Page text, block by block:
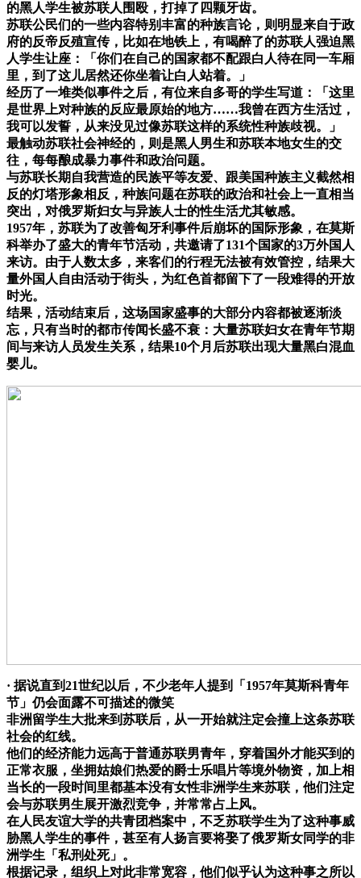
的黑人学生被苏联人围殴，打掉了四颗牙齿。
苏联公民们的一些内容特别丰富的种族言论，则明显来自于政
府的反帝反殖宣传，比如在地铁上，有喝醉了的苏联人强迫黑
人学生让座：「你们在自己的国家都不配跟白人待在同一车厢
里，到了这儿居然还你坐着让白人站着。」
经历了一堆类似事件之后，有位来自多哥的学生写道：「这里
是世界上对种族的反应最原始的地方……我曾在西方生活过，
我可以发誓，从来没见过像苏联这样的系统性种族歧视。」
最触动苏联社会神经的，则是黑人男生和苏联本地女生的交
往，每每酿成暴力事件和政治问题。
与苏联长期自我营造的民族平等友爱、跟美国种族主义截然相
反的灯塔形象相反，种族问题在苏联的政治和社会上一直相当
突出，对俄罗斯妇女与异族人士的性生活尤其敏感。
1957年，苏联为了改善匈牙利事件后崩坏的国际形象，在莫斯
科举办了盛大的青年节活动，共邀请了131个国家的3万外国人
来访。由于人数太多，来客们的行程无法被有效管控，结果大
量外国人自由活动于街头，为红色首都留下了一段难得的开放
时光。
结果，活动结束后，这场国家盛事的大部分内容都被逐渐淡
忘，只有当时的都市传闻长盛不衰：大量苏联妇女在青年节期
间与来访人员发生关系，结果10个月后苏联出现大量黑白混血
婴儿。
· 据说直到21世纪以后，不少老年人提到「1957年莫斯科青年
节」仍会面露不可描述的微笑
非洲留学生大批来到苏联后，从一开始就注定会撞上这条苏联
社会的红线。
他们的经济能力远高于普通苏联男青年，穿着国外才能买到的
正常衣服，坐拥姑娘们热爱的爵士乐唱片等境外物资，加上相
当长的一段时间里都基本没有女性非洲学生来苏联，他们注定
会与苏联男生展开激烈竞争，并常常占上风。
在人民友谊大学的共青团档案中，不乏苏联学生为了这种事威
胁黑人学生的事件，甚至有人扬言要将娶了俄罗斯女同学的非
洲学生「私刑处死」。
根据记录，组织上对此非常宽容，他们似乎认为这种事之所以